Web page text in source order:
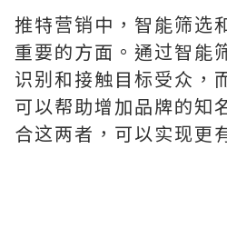
推特营销中，智能筛选
重要的方面。通过智能
识别和接触目标受众，
可以帮助增加品牌的知
合这两者，可以实现更